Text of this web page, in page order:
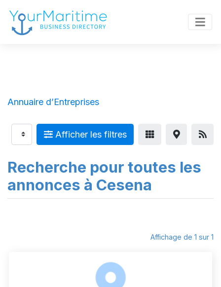
Annuaire d’Entreprises
Afficher les filtres
Recherche pour toutes les
annonces à Cesena
Affichage de 1 sur 1